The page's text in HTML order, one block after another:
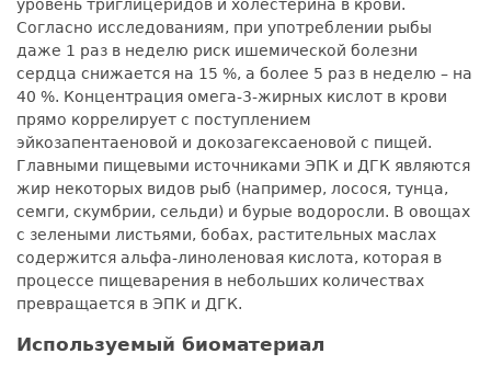
уровень триглицеридов и холестерина в крови.
Согласно исследованиям, при употреблении рыбы
даже 1 раз в неделю риск ишемической болезни
сердца снижается на 15 %, а более 5 раз в неделю – на
40 %. Концентрация омега-3-жирных кислот в крови
прямо коррелирует с поступлением
эйкозапентаеновой и докозагексаеновой с пищей.
Главными пищевыми источниками ЭПК и ДГК являются
жир некоторых видов рыб (например, лосося, тунца,
семги, скумбрии, сельди) и бурые водоросли. В овощах
с зелеными листьями, бобах, растительных маслах
содержится альфа-линоленовая кислота, которая в
процессе пищеварения в небольших количествах
превращается в ЭПК и ДГК.
Используемый биоматериал